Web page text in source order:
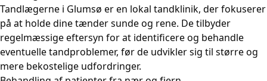
Tandlægerne i Glumsø er en lokal tandklinik, der fokuserer
på at holde dine tænder sunde og rene. De tilbyder
regelmæssige eftersyn for at identificere og behandle
eventuelle tandproblemer, før de udvikler sig til større og
mere bekostelige udfordringer.